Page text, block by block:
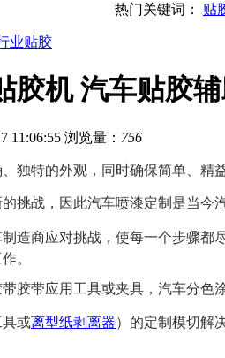
热门关键词： 贴
业贴胶
胶机 汽车贴胶
11:06:55 浏览量： 756
独特的外观，同时确保简单、精
挑战，因此汽车喷漆定制是当今
造商应对挑战，使每一个步骤
。
胶带应用工具或夹具，汽车分色
或离型纸剥离器）的定制模切解